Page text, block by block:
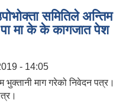
समितिले अन्तिम
पा मा के के कागजात पेश
- 14:05
भुक्तानी माग गरेको निवेदन पत्र।